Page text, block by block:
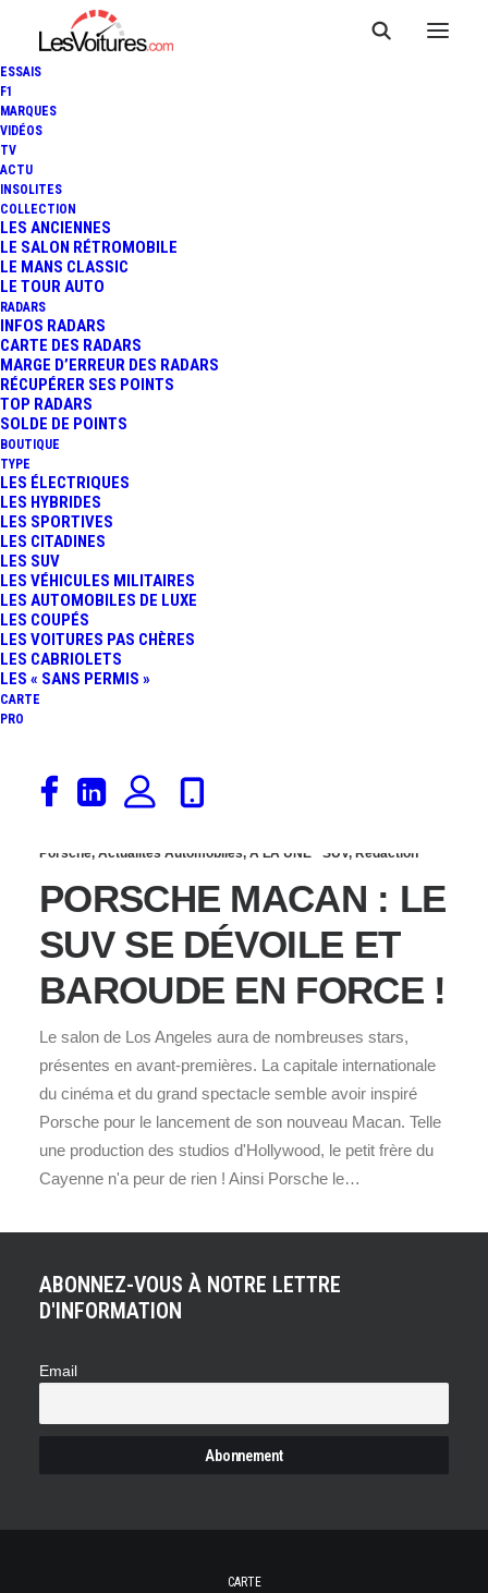
ESSAIS
F1
MARQUES
VIDÉOS
TV
ACTU
INSOLITES
COLLECTION
LES ANCIENNES
LE SALON RÉTROMOBILE
LE MANS CLASSIC
LE TOUR AUTO
RADARS
INFOS RADARS
CARTE DES RADARS
MARGE D’ERREUR DES RADARS
RÉCUPÉRER SES POINTS
TOP RADARS
SOLDE DE POINTS
BOUTIQUE
TYPE
LES ÉLECTRIQUES
LES HYBRIDES
LES SPORTIVES
LES CITADINES
LES SUV
LES VÉHICULES MILITAIRES
LES AUTOMOBILES DE LUXE
LES COUPÉS
LES VOITURES PAS CHÈRES
LES CABRIOLETS
LES « SANS PERMIS »
CARTE
PRO
20 novembre 2013
PORSCHE MACAN : LE
SUV BY PORSCHE TANT
ATTENDU EST LANCÉ !
Porsche, Actualités Automobiles, À LA UNE SUV, Rédaction
PORSCHE MACAN : LE
SUV SE DÉVOILE ET
BAROUDE EN FORCE !
Le salon de Los Angeles aura de nombreuses stars,
présentes en avant-premières. La capitale internationale
du cinéma et du grand spectacle semble avoir inspiré
Porsche pour le lancement de son nouveau Macan. Telle
une production des studios d'Hollywood, le petit frère du
Cayenne n'a peur de rien ! Ainsi Porsche le…
ABONNEZ-VOUS À NOTRE LETTRE
D'INFORMATION
Email
CARTE